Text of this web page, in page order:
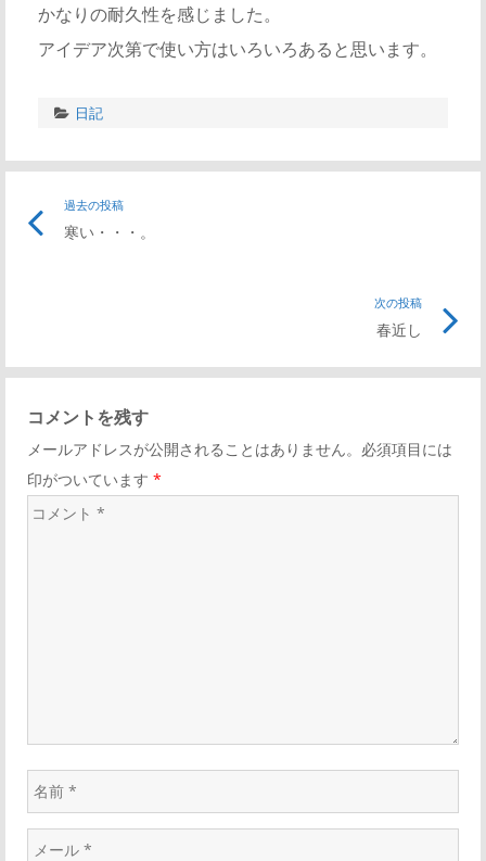
かなりの耐久性を感じました。
アイデア次第で使い方はいろいろあると思います。
日記
過去の投稿
寒い・・・。
次の投稿
春近し
コメントを残す
メールアドレスが公開されることはありません。必須項目には
印がついています *